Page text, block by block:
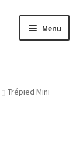
Menu
Trépied Mini